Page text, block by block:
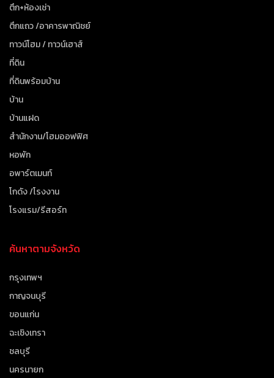
ตึก+ห้องเช่า
ตึกแถว /อาคารพาณิชย์
ทาวน์โฮม / ทาวน์เฮาส์
ที่ดิน
ที่ดินพร้อมบ้าน
บ้าน
บ้านแฝด
สำนักงาน/โฮมออฟฟิศ
หอพัก
อพาร์ตเมนท์
โกดัง /โรงงาน
โรงแรม/รีสอร์ท
ค้นหาตามจังหวัด
กรุงเทพฯ
กาญจนบุรี
ขอนแก่น
ฉะเชิงเทรา
ชลบุรี
นครนายก